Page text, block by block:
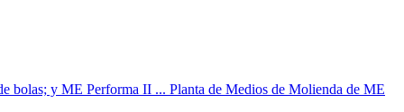
bolas; y ME Performa II ... Planta de Medios de Molienda de ME